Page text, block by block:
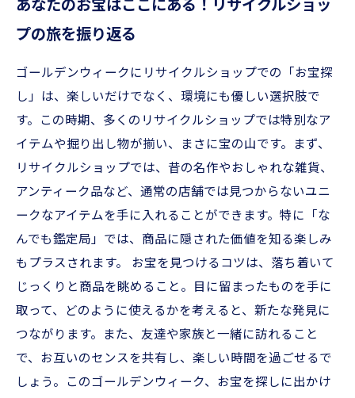
あなたのお宝はここにある！リサイクルショッ
プの旅を振り返る
ゴールデンウィークにリサイクルショップでの「お宝探
し」は、楽しいだけでなく、環境にも優しい選択肢で
す。この時期、多くのリサイクルショップでは特別なア
イテムや掘り出し物が揃い、まさに宝の山です。まず、
リサイクルショップでは、昔の名作やおしゃれな雑貨、
アンティーク品など、通常の店舗では見つからないユニ
ークなアイテムを手に入れることができます。特に「な
んでも鑑定局」では、商品に隠された価値を知る楽しみ
もプラスされます。 お宝を見つけるコツは、落ち着いて
じっくりと商品を眺めること。目に留まったものを手に
取って、どのように使えるかを考えると、新たな発見に
つながります。また、友達や家族と一緒に訪れること
で、お互いのセンスを共有し、楽しい時間を過ごせるで
しょう。このゴールデンウィーク、お宝を探しに出かけ